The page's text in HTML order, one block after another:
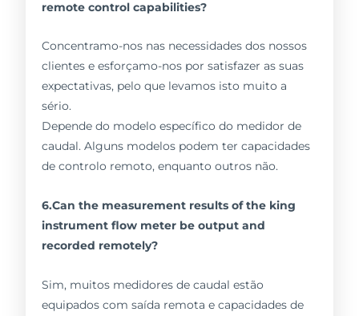
remote control capabilities?
Concentramo-nos nas necessidades dos nossos
clientes e esforçamo-nos por satisfazer as suas
expectativas, pelo que levamos isto muito a
sério.
Depende do modelo específico do medidor de
caudal. Alguns modelos podem ter capacidades
de controlo remoto, enquanto outros não.
6.Can the measurement results of the king
instrument flow meter be output and
recorded remotely?
Sim, muitos medidores de caudal estão
equipados com saída remota e capacidades de